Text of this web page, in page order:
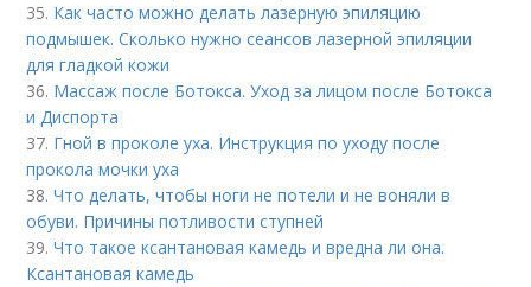
35. Как часто можно делать лазерную эпиляцию
подмышек. Сколько нужно сеансов лазерной эпиляции
для гладкой кожи
36. Массаж после Ботокса. Уход за лицом после Ботокса
и Диспорта
37. Гной в проколе уха. Инструкция по уходу после
прокола мочки уха
38.Что делать, чтобы ноги не потели и не воняли в
обуви. Причины потливости ступней
39.Что такое ксантановая камедь и вредна ли она.
Ксантановая камедь